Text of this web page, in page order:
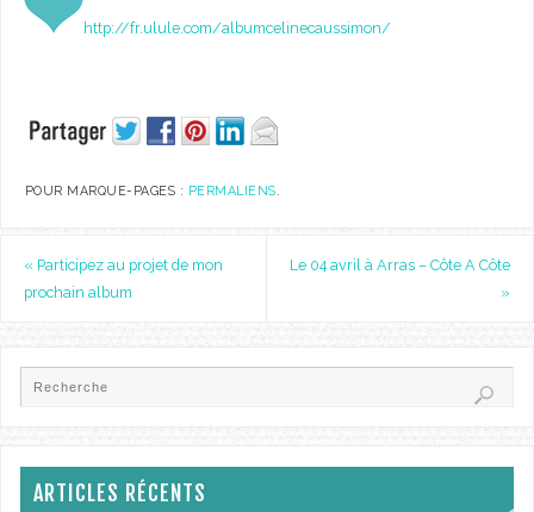
http://fr.ulule.com/albumcelinecaussimon/
POUR MARQUE-PAGES : PERMALIENS.
« Participez au projet de mon
prochain album
Le 04 avril à Arras – Côte A Côte
»
ARTICLES RÉCENTS